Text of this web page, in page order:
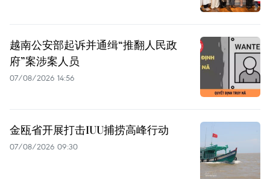
越南公安部起诉并通缉“推翻人民政
府”案涉案人员
07/08/2026 14:56
金瓯省开展打击IUU捕捞高峰行动
07/08/2026 09:30